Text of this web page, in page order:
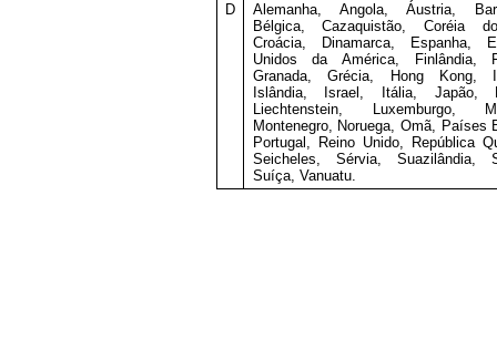
D
Alemanha, Angola, Áustria,
Bélgica, Cazaquistão, Coréia
Croácia, Dinamarca, Espanha,
Unidos da América, Finlândia,
Granada, Grécia, Hong Kong,
Islândia, Israel, Itália, Japão,
Liechtenstein, Luxemburgo,
Montenegro, Noruega, Omã, Países
Portugal, Reino Unido, República
Seicheles, Sérvia, Suazilândia,
Suíça, Vanuatu.